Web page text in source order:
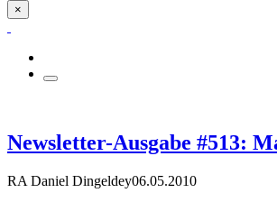
×
Newsletter-Ausgabe #513:
RA Daniel Dingeldey06.05.2010